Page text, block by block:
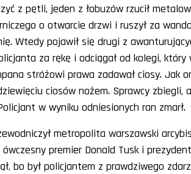
z pętli, jeden z łobuzów rzucił
o otwarcie drzwi i ruszył za
Wtedy pojawił się drugi z
za rękę i odciągał od kolegi, który
stróżowi prawa zadawał ciosy. Jak
ciosów nożem. Sprawcy zbiegli,
w wyniku odniesionych ran zmarł.
metropolita warszawski
premier Donald Tusk i
bo był policjantem z prawdziwego